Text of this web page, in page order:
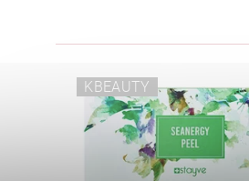
KBEAUTY